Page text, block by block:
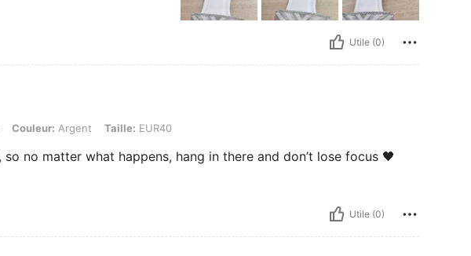
Utile (0)
Argent, Taille: EUR40
Couleur: Argent Taille: EUR40
no matter what happens, hang in there and don’t lose focus 🖤
Utile (0)